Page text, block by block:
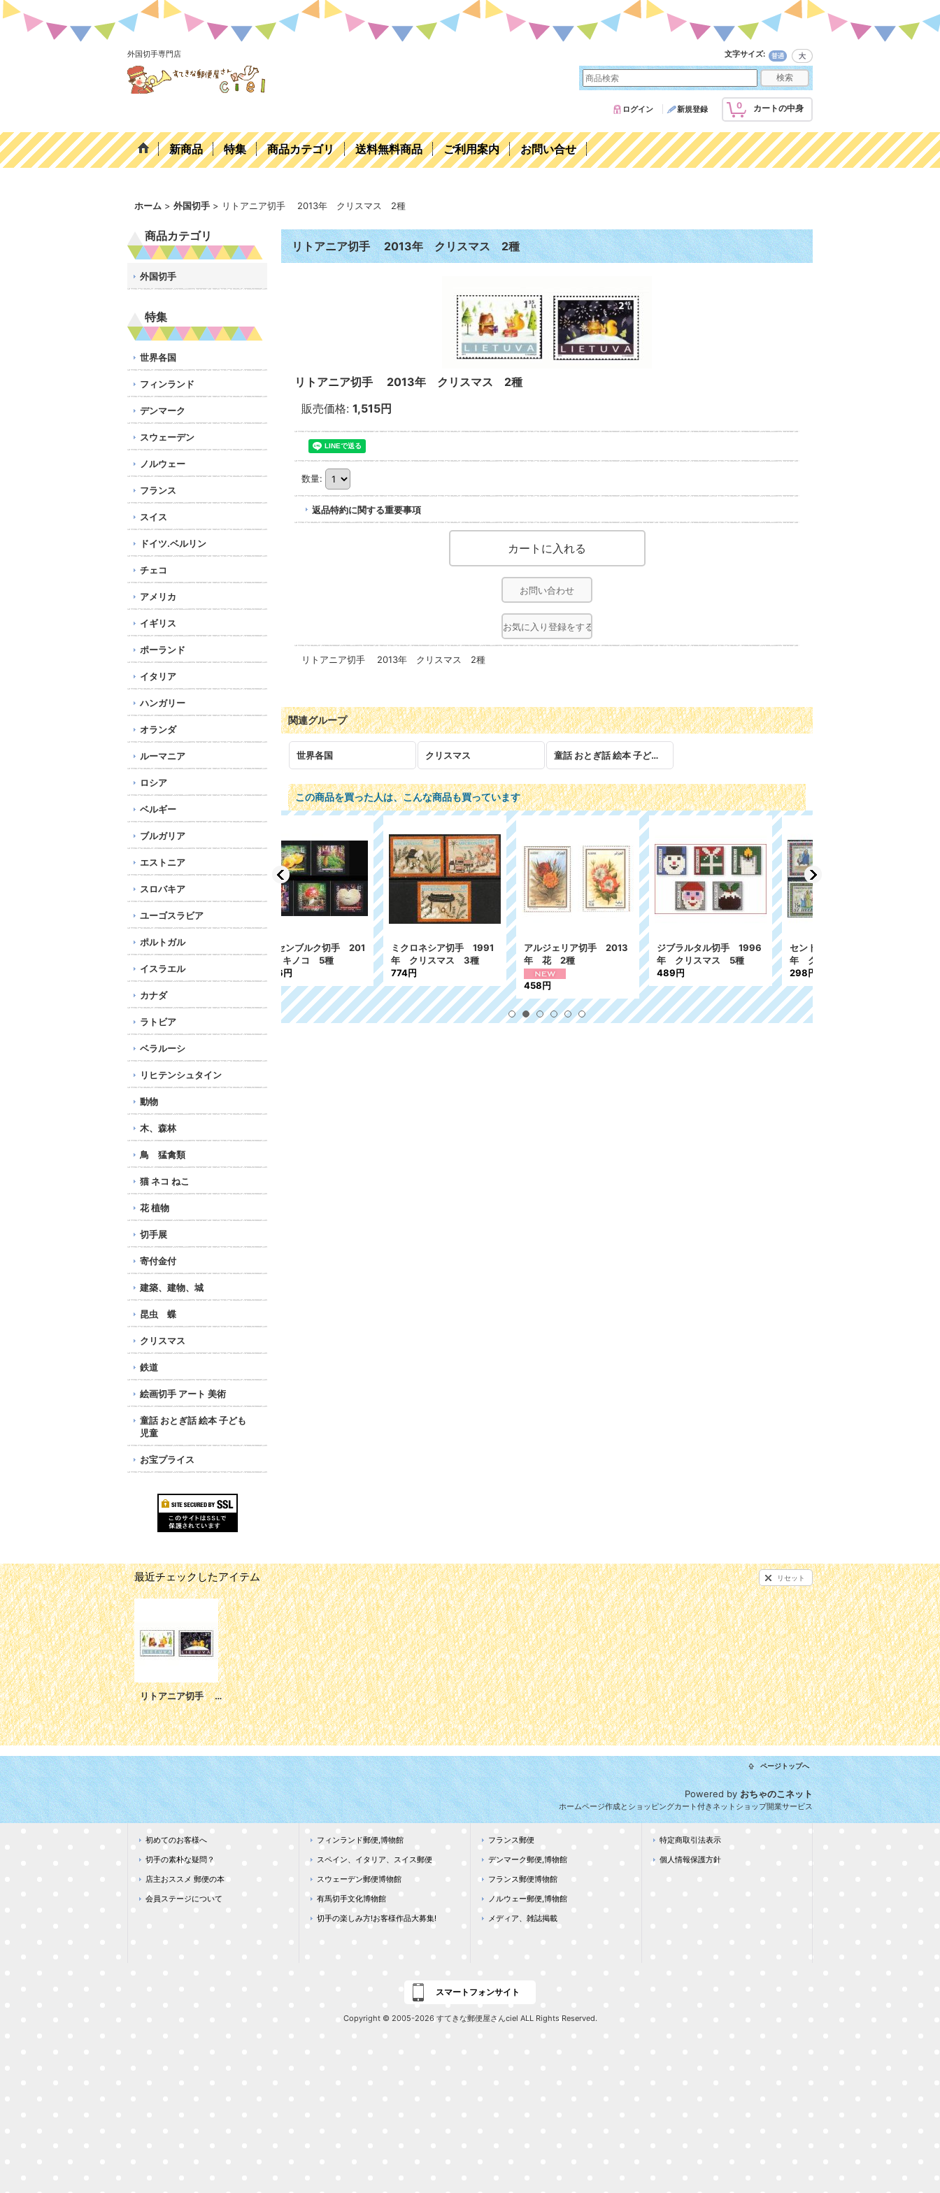
外国切手専門店 文字サイズ:
0 カートの中身
ログイン 新規登録
新商品 特集 商品カテゴリ 送料無料商品 ご利用案内 お問い合せ
ホーム > 外国切手 > リトアニア切手 2013年 クリスマス 2種
商品カテゴリ
外国切手
特集
世界各国
フィンランド
デンマーク
スウェーデン
ノルウェー
フランス
スイス
ドイツ.ベルリン
チェコ
アメリカ
イギリス
ポーランド
イタリア
ハンガリー
オランダ
ルーマニア
ロシア
ベルギー
ブルガリア
エストニア
スロバキア
ユーゴスラビア
ポルトガル
イスラエル
カナダ
ラトビア
ベラルーシ
リヒテンシュタイン
動物
木、森林
鳥 猛禽類
猫 ネコ ねこ
花 植物
切手展
寄付金付
建築、建物、城
昆虫 蝶
クリスマス
鉄道
絵画切手 アート 美術
童話 おとぎ話 絵本 子ども
児童
お宝プライス
リトアニア切手 2013年 クリスマス 2種
リトアニア切手 2013年 クリスマス 2種
販売価格: 1,515円
数量:
返品特約に関する重要事項
お問い合わせ
お気に入り登録をする
リトアニア切手 2013年 クリスマス 2種
関連グループ
世界各国 クリスマス 童話 おとぎ話 絵本 子ども 児童
この商品を買った人は、こんな商品も買っています
ルクセンブルク切手 201
ミクロネシア切手 1991
774円
アルジェリア切手 2013
年 花 2種
458円
ジブラルタル切手 1996
年 クリスマス 5種
セントヘレナ切手 1992
年 クリスマス 4種
アメリカ切手 1994年 ク
リスマス 1種
最近チェックしたアイテム リセット
リトアニア切手 2013年 クリスマス 2種
ページトップへ
Powered byおちゃのこネット
ホームページ作成とショッピングカート付きネットショップ開業サービス
初めてのお客様へ
切手の素朴な疑問？
店主おススメ 郵便の本
会員ステージについて
フィンランド郵便,博物館
スペイン、イタリア、スイス郵便
スウェーデン郵便博物館
有馬切手文化博物館
切手の楽しみ方!お客様作品大募集!
フランス郵便
デンマーク郵便,博物館
フランス郵便博物館
ノルウェー郵便,博物館
メディア、雑誌掲載
特定商取引法表示
個人情報保護方針
スマートフォンサイト
Copyright © 2005-2026 すてきな郵便屋さんciel ALL Rights Reserved.